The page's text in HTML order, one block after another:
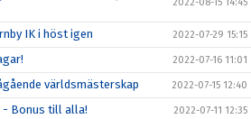
2022-08-15 14:45
IK i höst igen 2022-07-29 15:15
2022-07-16 11:01
världsmästerskap 2022-07-15 12:40
- Bonus till alla! 2022-07-11 12:35